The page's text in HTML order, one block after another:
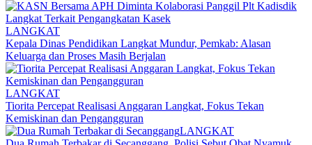
LANGKAT
Kepala Dinas Pendidikan Langkat Mundur, Pemkab: Alasan
Keluarga dan Proses Masih Berjalan
LANGKAT
Tiorita Percepat Realisasi Anggaran Langkat, Fokus Tekan
Kemiskinan dan Pengangguran
LANGKAT